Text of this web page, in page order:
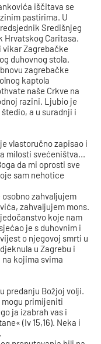
iščitava se
pastirima. U
Središnjeg
Hrvatskog Caritasa.
vikar Zagrebačke
duhovnog stola.
zagrebačke
kaptola
naše Crkve na
razini. Ljubio je
a u suradnji i
vlastoručno zapisao i
milosti svećeništva...
da mi oprosti sve
sam nehotice
zahvaljujem
zahvaljujem mons.
koje nam
je s duhovnim i
o njegovoj smrti u
u Zagrebu i
kojima svima
predanju Božjoj volji.
mogu primijeniti
ja izabrah vas i
(Iv 15,16). Neka i
.